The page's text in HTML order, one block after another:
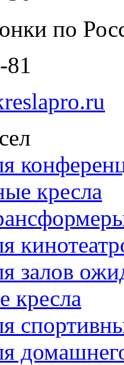
по
81
кресла
залов
кресла